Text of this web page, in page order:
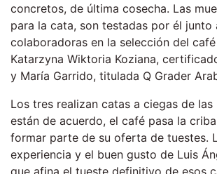
concretos, de última cosecha. Las
para la cata, son testadas por él junto
colaboradoras en la selección del
Katarzyna Wiktoria Koziana,
y María Garrido, titulada Q Grader
Los tres realizan catas a ciegas de las
están de acuerdo, el café pasa la
formar parte de su oferta de tuestes.
experiencia y el buen gusto de Luis
que afina el tueste definitivo de esos